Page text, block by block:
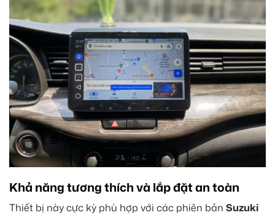
Khả năng tương thích và lắp đặt an toàn
Thiết bị này cực kỳ phù hợp với các phiên bản Suzuki